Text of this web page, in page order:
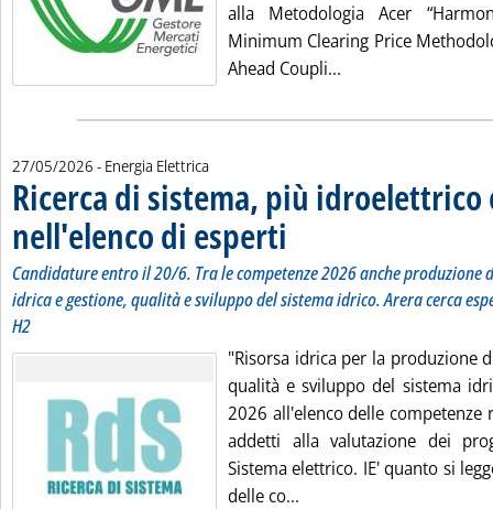
alla Metodologia Acer
Minimum Clearing Price
Ahead Coupli...
27/05/2026 - Energia Elettrica
Ricerca di sistema, più
nell'elenco di esperti
Candidature entro il 20/6. Tra le competenze 2026 anche produzione
idrica e gestione, qualità e sviluppo del sistema idrico. Arera cerca
H2
"Risorsa idrica per la produzione
qualità e sviluppo del sistema
2026 all'elenco delle competenze
addetti alla valutazione dei
Sistema elettrico. IE' quanto si
delle co...